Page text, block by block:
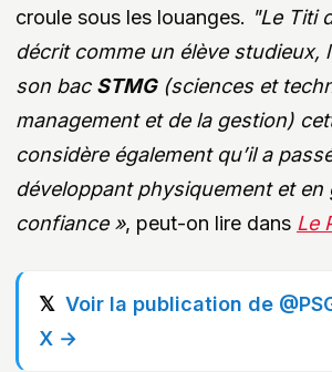
croule sous les louanges. "Le Titi
décrit comme un élève studieux,
son bac STMG(sciences et
management et de la gestion)
considère également qu’il a
développant physiquement et en
confiance », peut-on lire dans Le
Voir la publication de
X →